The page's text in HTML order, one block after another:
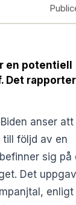
en potentiell
Det
anser
följd av en
sig på
Det
enligt